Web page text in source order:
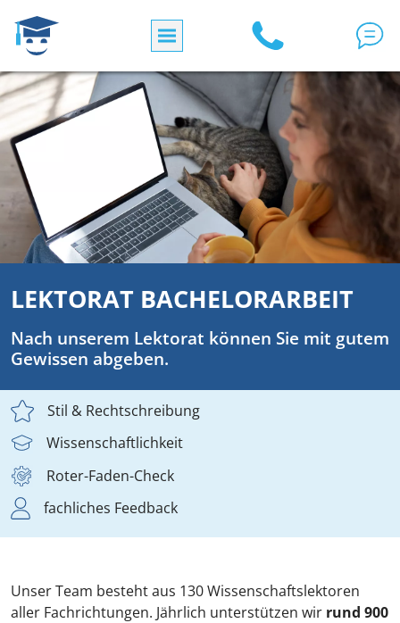
LEKTORAT BACHELORARBEIT
Nach unserem Lektorat können Sie mit gutem
Gewissen abgeben.
Stil & Rechtschreibung
Wissenschaftlichkeit
Roter-Faden-Check
fachliches Feedback
Unser Team besteht aus 130 Wissenschaftslektoren
aller Fachrichtungen. Jährlich unterstützen wir rund 900